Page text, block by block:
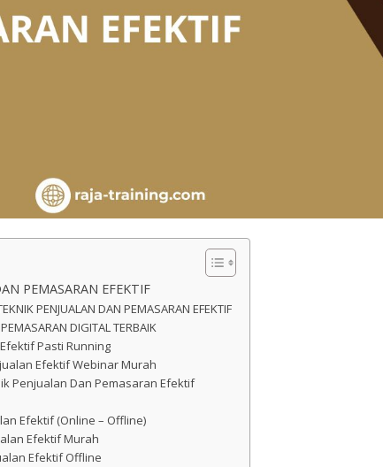
PEMASARAN EFEKTIF
PENJUALAN DAN PEMASARAN EFEKTIF
DIGITAL TERBAIK
Pasti Running
Efektif Webinar Murah
Penjualan Dan Pemasaran Efektif
Efektif (Online – Offline)
Efektif Murah
Efektif Offline